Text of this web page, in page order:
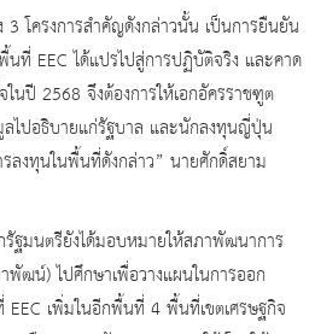
3 โครงการสำคัญดังกล่าวนั้น เป็นการยืนยัน
EEC ได้แปรไปสู่การปฏิบัติจริง และคาด
ในปี 2568 จึงต้องการให้เอกอัครราชฑูต
ไปอธิบายแก่รัฐบาล และนักลงทุนญี่ปุ่น
ลงทุนในพื้นที่ดังกล่าว” นายศักดิ์สยาม
ฐมนตรียังได้มอบหมายให้สภาพัฒนาการ
พัฒน์) ไปศึกษาเพื่อวางแผนในการออก
เพิ่มในอีกพื้นที่ 4 พื้นที่เขตเศรษฐกิจ